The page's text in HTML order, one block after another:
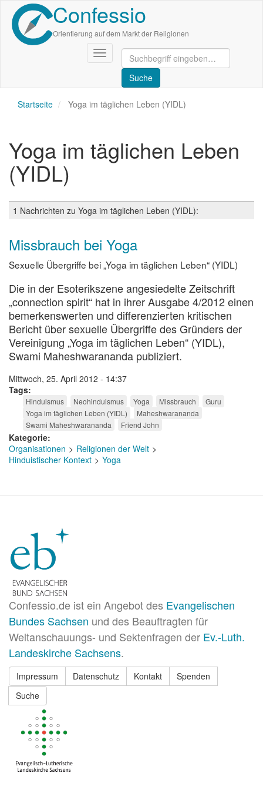
Direkt
zum
Inhalt
Confessio
Orientierung auf dem Markt der Religionen
Navigation
aktivieren/deaktivieren
Startseite Yoga im täglichen Leben (YIDL)
Yoga im täglichen Leben
(YIDL)
1 Nachrichten zu Yoga im täglichen Leben (YIDL):
Missbrauch bei Yoga
Sexuelle Übergriffe bei „Yoga im täglichen Leben“ (YIDL)
Die in der Esoterikszene angesiedelte Zeitschrift
„connection spirit“ hat in ihrer Ausgabe 4/2012 einen
bemerkenswerten und differenzierten kritischen
Bericht über sexuelle Übergriffe des Gründers der
Vereinigung „Yoga im täglichen Leben“ (YIDL),
Swami Maheshwarananda publiziert.
Mittwoch, 25. April 2012 - 14:37
Tags
Hinduismus Neohinduismus Yoga Missbrauch
Guru
Yoga im täglichen Leben (YIDL)
Maheshwarananda
Swami Maheshwarananda
Friend John
Kategorie
Organisationen
Religionen der Welt
Hinduistischer Kontext
Yoga
Confessio.de ist ein Angebot des Evangelischen
Bundes Sachsen und des Beauftragten für
Weltanschauungs- und Sektenfragen der Ev.-Luth.
Landeskirche Sachsens.
Impressum Datenschutz Kontakt
Spenden
Suche